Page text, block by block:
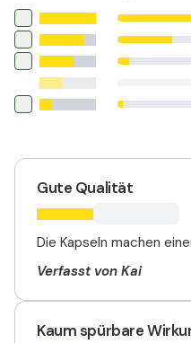
Gute Qualität
Die Kapseln machen
Verfasst von Kai
Kaum spürbare